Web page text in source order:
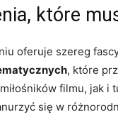
które
oferuje szereg
, które
filmu, jak i
się w